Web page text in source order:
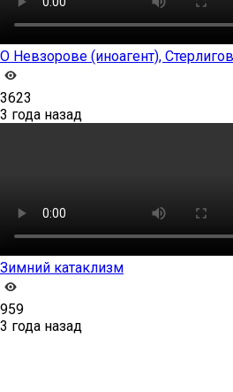
О Невзорове (иноагент),
3623
3 года назад
Зимний катаклизм
959
3 года назад